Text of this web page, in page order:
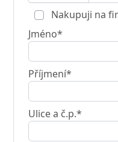
Nakupuji na
Jméno*
Příjmení*
Ulice a č.p.*